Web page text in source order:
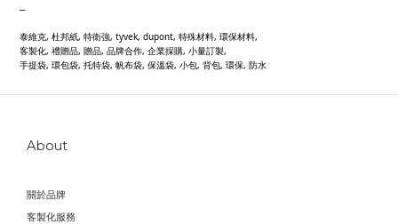
泰維克, 杜邦紙, 特衛強, tyvek, dupont, 特殊材料, 環保材料,
客製化, 禮贈品, 贈品, 品牌合作, 企業採購, 小量訂製,
手提袋, 環包袋, 托特袋, 帆布袋, 保溫袋, 小包, 背包, 環保, 防水
About
關於品牌
客製化服務